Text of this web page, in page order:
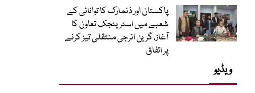
پاکستان اور ڈنمارک کا توانائی کے
شعبے میں اسٹریٹجک تعاون کا
آغاز، گرین انرجی منتقلی تیز کرنے
پر اتفاق
ویڈیو